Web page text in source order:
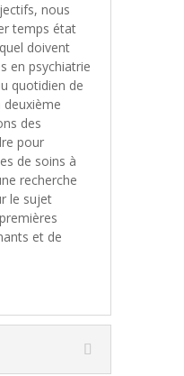
nous
temps état
doivent
en psychiatrie
quotidien de
deuxième
des
pour
de soins à
recherche
le sujet
et de